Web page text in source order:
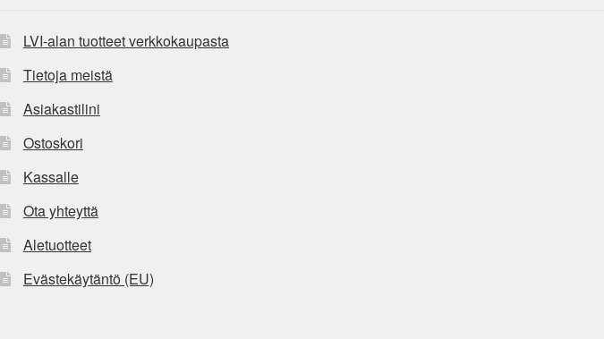
LVI-alan tuotteet verkkokaupasta
Tietoja meistä
Asiakastilini
Ostoskori
Kassalle
Ota yhteyttä
Aletuotteet
Evästekäytäntö (EU)